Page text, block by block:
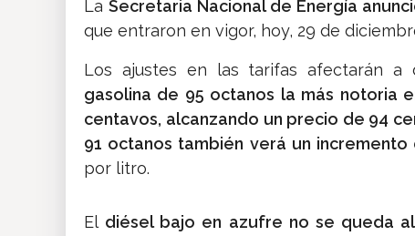
La Secretaria Nacional de Energía
que entraron en vigor, hoy, 29 de
Los ajustes en las tarifas afectarán a
gasolina de 95 octanos la más notoria
centavos, alcanzando un precio de 94
91 octanos también verá un
por litro.
El diésel bajo en azufre no se queda